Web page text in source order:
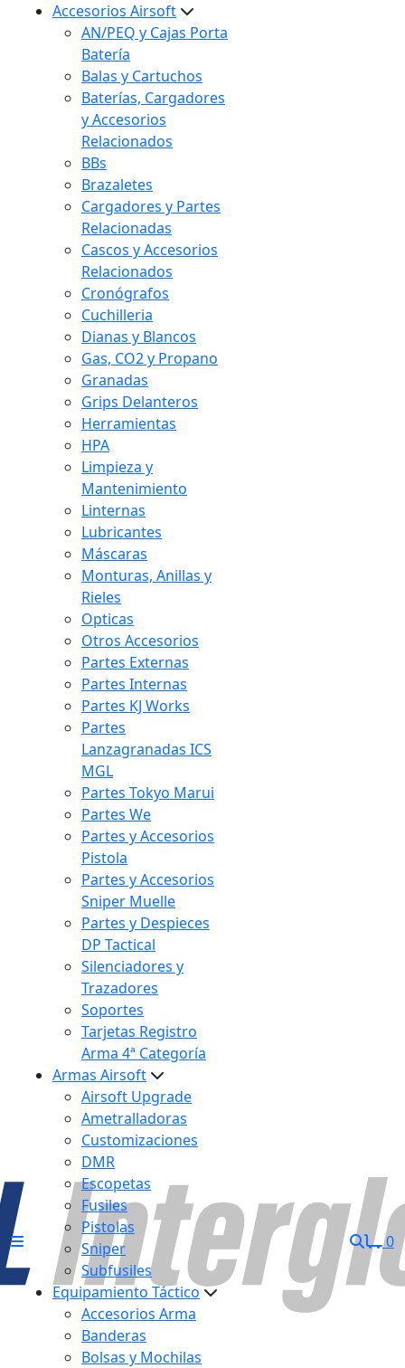
Accesorios Airsoft
AN/PEQ y Cajas Porta
Batería
Balas y Cartuchos
Baterías, Cargadores
y Accesorios
Relacionados
BBs
Brazaletes
Cargadores y Partes
Relacionadas
Cascos y Accesorios
Relacionados
Cronógrafos
Cuchilleria
Dianas y Blancos
Gas, CO2 y Propano
Granadas
Grips Delanteros
Herramientas
HPA
Limpieza y
Mantenimiento
Linternas
Lubricantes
Máscaras
Monturas, Anillas y
Rieles
Opticas
Otros Accesorios
Partes Externas
Partes Internas
Partes KJ Works
Partes
Lanzagranadas ICS
MGL
Partes Tokyo Marui
Partes We
Partes y Accesorios
Pistola
Partes y Accesorios
Sniper Muelle
Partes y Despieces
DP Tactical
Silenciadores y
Trazadores
Soportes
Tarjetas Registro
Arma 4ª Categoría
Armas Airsoft
Airsoft Upgrade
Ametralladoras
Customizaciones
DMR
Escopetas
Fusiles
Pistolas
Sniper
Subfusiles
Equipamiento Táctico
Accesorios Arma
Banderas
Bolsas y Mochilas
0